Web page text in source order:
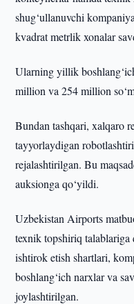
shug‘ullanuvchi
kvadrat metrlik xonalar
Ularning yillik
million va 254 million
Bundan tashqari, xalqaro
tayyorlaydigan
rejalashtirilgan. Bu
auksionga qo‘yildi.
Uzbekistan Airports
texnik topshiriq talablariga
ishtirok etish shartlari,
boshlang‘ich narxlar va
joylashtirilgan.